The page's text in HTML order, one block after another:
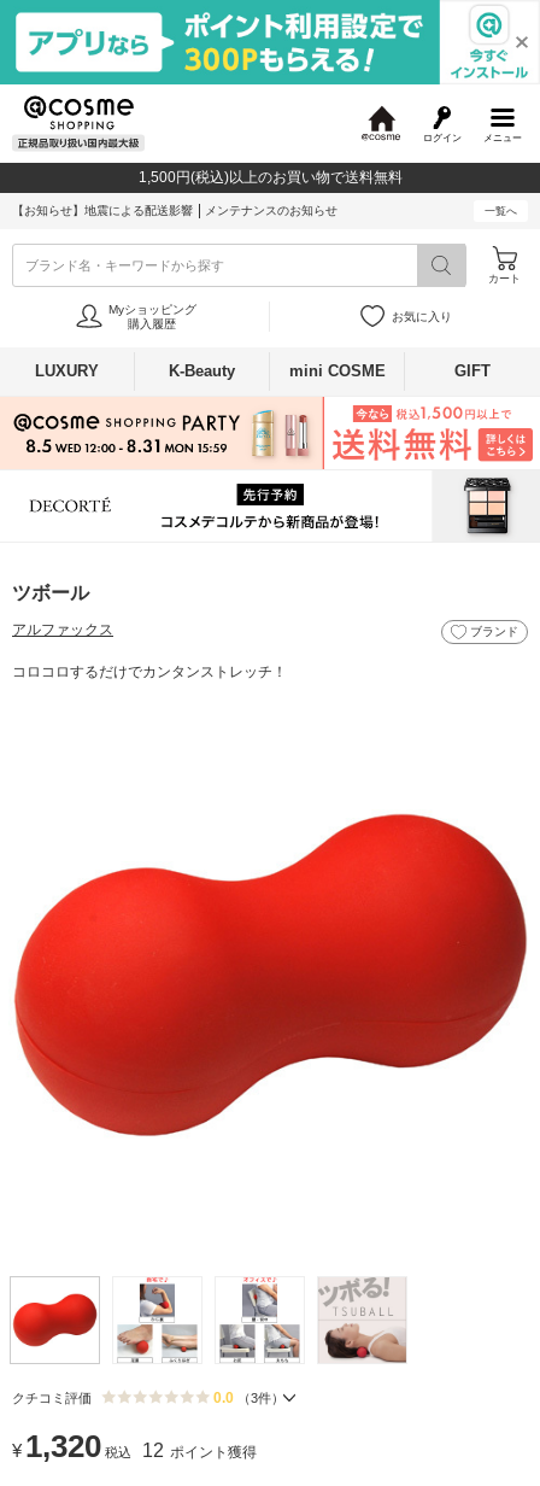
メニュー
ログイン
c
o
1,500円(税込)以上のお買い物で送料無料
【お知らせ】 地震による配送影響 メンテナンスのお知らせ 一覧へ
ブランド名・キーワードから探す
カート
Myショッピング
購入履歴
お気に入り
LUXURY K-Beauty mini COSME GIFT
ツボール
アルファックス ブランド
コロコロするだけでカンタンストレッチ！
クチコミ評価 0.0 （3件）
¥ 1,320 税込 12 ポイント獲得